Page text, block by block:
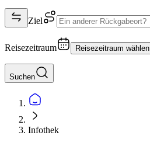
Ziel
Reisezeitraum Reisezeitraum wählen
Suchen
Infothek